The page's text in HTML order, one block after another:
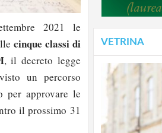
2021 le
cinque classi di
, il decreto legge
un percorso
per approvare le
il prossimo 31
VETRINA